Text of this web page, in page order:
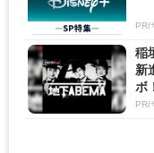
PR(
稲
新
ボ
PR(